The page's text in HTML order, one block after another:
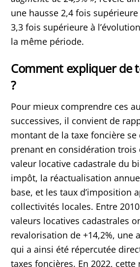
une hausse 2,4 fois
3,3 fois supérieure à
la même période.
Comment expliquer de
?
Pour mieux comprendre ces
successives, il convient de
montant de la taxe foncière se
prenant en considération trois
valeur locative cadastrale du
impôt, la réactualisation
base, et les taux d’imposition
collectivités locales. Entre
valeurs locatives cadastrales
revalorisation de +14,2%, une
qui a ainsi été répercutée
taxes foncières. En 2022,